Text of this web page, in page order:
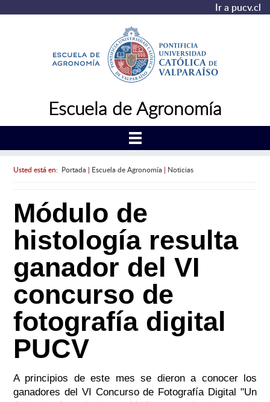
Ir a pucv.cl
Escuela de Agronomía
Usted está en: Portada| Escuela de Agronomía| Noticias
Módulo de
histología resulta
ganador del VI
concurso de
fotografía digital
PUCV
A principios de este mes se dieron a conocer los
ganadores del VI Concurso de Fotografía Digital "Un